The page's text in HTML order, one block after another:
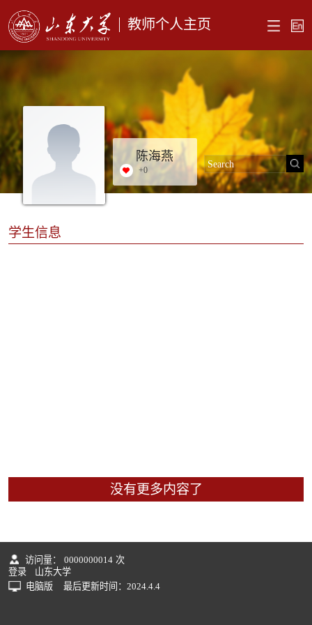
教师个人主页
陈海燕
+0
学生信息
没有更多内容了
访问量： 0000000014 次
登录
山东大学
电脑版
最后更新时间： 2024. 4. 4